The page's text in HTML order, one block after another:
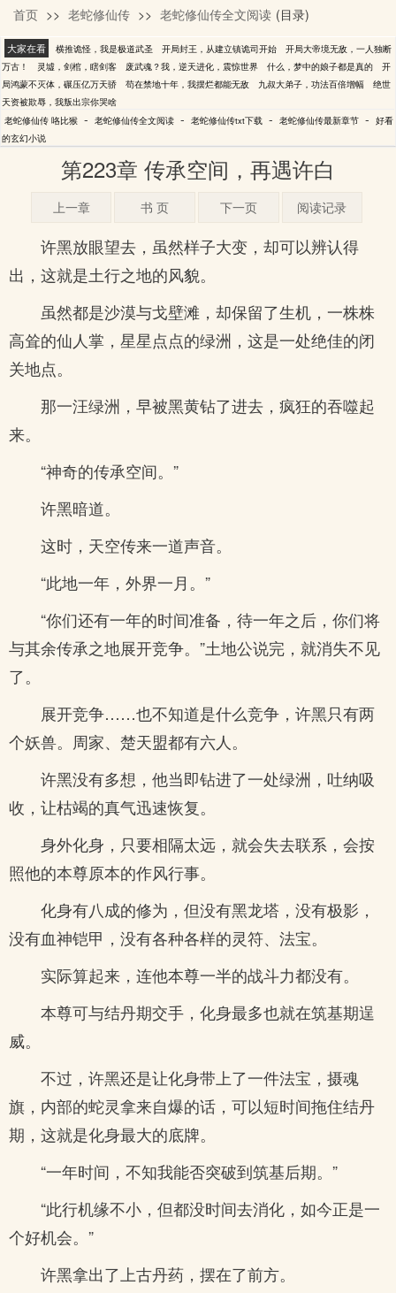
咯比猴
首页 >> 老蛇修仙传 >> 老蛇修仙传全文阅读 (目录)
大家在看 横推诡怪，我是极道武圣 开局封王，从建立镇诡司开始
开局大帝境无敌，一人独断
万古！
灵墟，剑棺，瞎剑客 废武魂？我，逆天进化，震惊世界 什么，梦中的娘子都是真的
开
局鸿蒙不灭体，碾压亿万天骄
苟在禁地十年，我摆烂都能无敌 九叔大弟子，功法百倍增幅
绝世
天资被欺辱，我叛出宗你哭啥
老蛇修仙传 咯比猴 - 老蛇修仙传全文阅读 - 老蛇修仙传txt下载 - 老蛇修仙传最新章节 - 好看
的玄幻小说
第223章 传承空间，再遇许白
上一章 书 页 下一页 阅读记录
许黑放眼望去，虽然样子大变，却可以辨认得
出，这就是土行之地的风貌。
虽然都是沙漠与戈壁滩，却保留了生机，一株株
高耸的仙人掌，星星点点的绿洲，这是一处绝佳的闭
关地点。
那一汪绿洲，早被黑黄钻了进去，疯狂的吞噬起
来。
“神奇的传承空间。”
许黑暗道。
这时，天空传来一道声音。
“此地一年，外界一月。”
“你们还有一年的时间准备，待一年之后，你们将
与其余传承之地展开竞争。”土地公说完，就消失不见
了。
展开竞争……也不知道是什么竞争，许黑只有两
个妖兽。周家、楚天盟都有六人。
许黑没有多想，他当即钻进了一处绿洲，吐纳吸
收，让枯竭的真气迅速恢复。
身外化身，只要相隔太远，就会失去联系，会按
照他的本尊原本的作风行事。
化身有八成的修为，但没有黑龙塔，没有极影，
没有血神铠甲，没有各种各样的灵符、法宝。
实际算起来，连他本尊一半的战斗力都没有。
本尊可与结丹期交手，化身最多也就在筑基期逞
威。
不过，许黑还是让化身带上了一件法宝，摄魂
旗，内部的蛇灵拿来自爆的话，可以短时间拖住结丹
期，这就是化身最大的底牌。
“一年时间，不知我能否突破到筑基后期。”
“此行机缘不小，但都没时间去消化，如今正是一
个好机会。”
许黑拿出了上古丹药，摆在了前方。